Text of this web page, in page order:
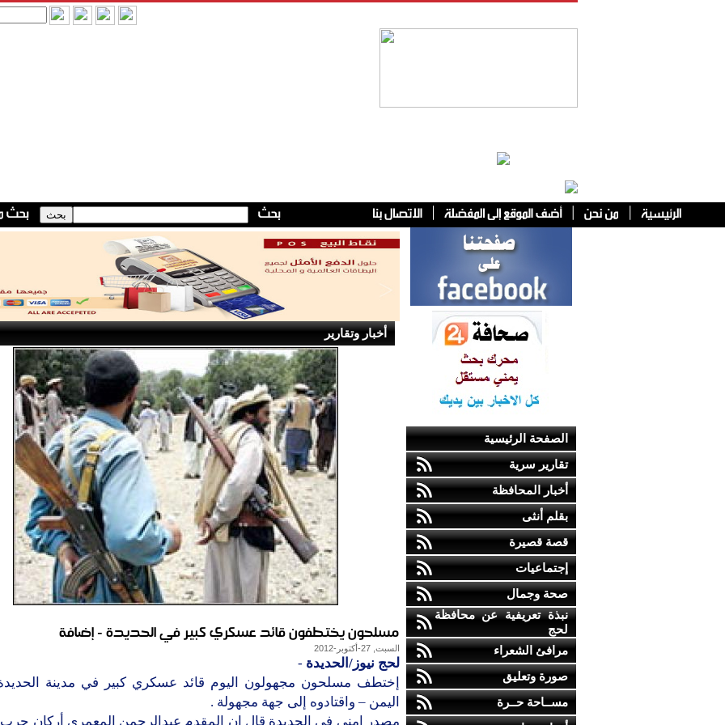
الصفحة الرئيسية
تقارير سرية
أخبار المحافظة
بقلم أنثى
قصة قصيرة
إجتماعيات
صحة وجمال
نبذة تعريفية عن محافظة
لحج
مرافئ الشعراء
صورة وتعليق
مســاحة حــرة
أخبار وتقارير
مسلحون يختطفون قائد عسكري كبير في الحديدة - إضافة
السبت, 27-أكتوبر-2012
لحج نيوز/الحديدة -
إختطف مسلحون مجهولون اليوم قائد عسكري كبير في مدينة
اليمن – واقتادوه إلى جهة مجهولة .
مصدر امني في الحديدة قال ان المقدم عبدالرحمن المعمري أركان